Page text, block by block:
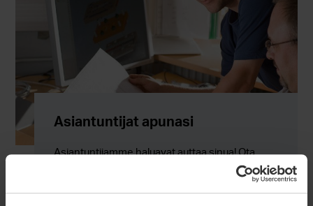
Asiantuntijat apunasi
Asiantuntijamme haluavat auttaa sinua! Ota
Lue lisää